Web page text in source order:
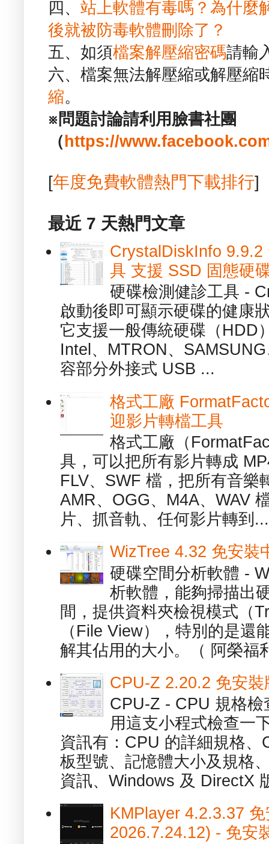
四、 站上軟體有毒嗎？為什麼
後就被防毒軟體刪除了？
五、如須檔案解壓縮密碼請輸
六、檔案無法解壓縮或解壓縮
縮。
※問題討論請利用臉書社團
（ https://
[年度免費軟體熱門下載排行]
最近 7 天熱門文章
CrystalDiskInfo 9.9.2
具 支援 SSD 固態硬
硬碟檢測健診工具 -
啟動後即可顯示硬碟的健康
它支援一般傳統硬碟（HDD
Intel、MTRON、
容部分外接式 USB ...
格式工廠
迎影片轉檔工具
格式工廠（
具，可以把所有影片轉成
FLV、SWF 檔，把所有音樂
AMR、OGG、M4A、WAV
片、抓音軌、任何影片轉到...
WizTree 4.32 免安裝
硬碟空間分析軟體 -
析軟體，能夠掃描出
間，提供資料夾檢視模式（
（File View），特別的是還
解其佔用的大小。（ 阿榮福
CPU-Z 2.20.2 免安
CPU-Z - CPU 規格
用這支小程式檢查一
資訊有：CPU 的詳細規格
板型號、記憶體大小及規格
資訊、Windows 及 DirectX
KMPlayer 4.2.3.37
2026.7.24.12) - 免安